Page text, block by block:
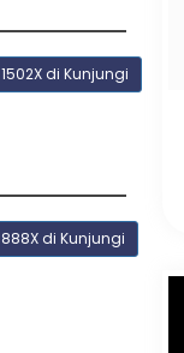
1502X di Kunjungi
888X di Kunjungi